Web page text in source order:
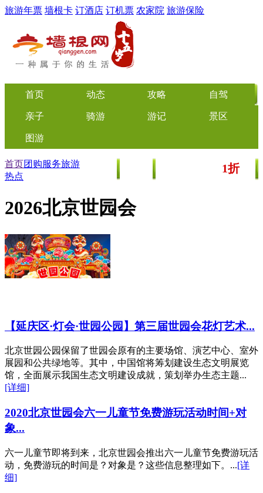
旅游年票 墙根卡 订酒店 订机票 农家院 旅游保险
首页 动态 攻略 自驾
亲子 骑游 游记 景区
图游
1折起
首页团购服务旅游
热点
2026北京世园会
【延庆区·灯会·世园公园】第三届世园会花灯艺术...
北京世园公园保留了世园会原有的主要场馆、演艺中心、室外
展园和公共绿地等。其中，中国馆将筹划建设生态文明展览
馆，全面展示我国生态文明建设成就，策划举办生态主题...
[详细]
2020北京世园会六一儿童节免费游玩活动时间+对
象...
六一儿童节即将到来，北京世园会推出六一儿童节免费游玩活
动，免费游玩的时间是？对象是？这些信息整理如下。...[详
细]